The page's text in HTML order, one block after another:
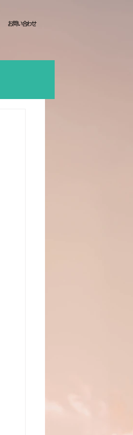
お問い合わせ